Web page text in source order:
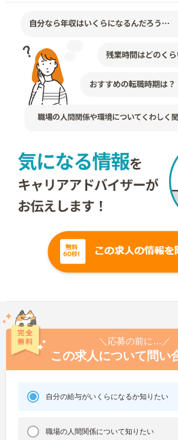
＼応募の前に…／
この求人について問い
自分の給与がいくらになるか知りたい
職場の人間関係について知りたい